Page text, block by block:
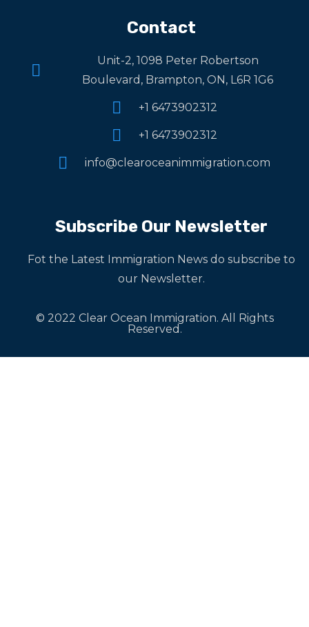
Contact
Unit-2, 1098 Peter Robertson
Boulevard, Brampton, ON, L6R 1G6
+1 6473902312
+1 6473902312
info@clearoceanimmigration.com
Subscribe Our Newsletter
Fot the Latest Immigration News do subscribe to
our Newsletter.
© 2022 Clear Ocean Immigration. All Rights
Reserved.